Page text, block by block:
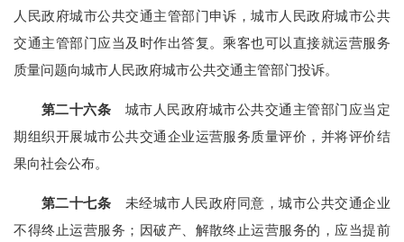
人民政府城市公共交通主管部门申诉，城市人民政府城市公共
交通主管部门应当及时作出答复。乘客也可以直接就运营服务
质量问题向城市人民政府城市公共交通主管部门投诉。
第二十六条 城市人民政府城市公共交通主管部门应当定
期组织开展城市公共交通企业运营服务质量评价，并将评价结
果向社会公布。
第二十七条 未经城市人民政府同意，城市公共交通企业
不得终止运营服务；因破产、解散终止运营服务的，应当提前